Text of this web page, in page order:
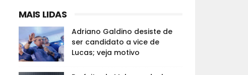
MAIS LIDAS
Adriano Galdino desiste de
ser candidato a vice de
Lucas; veja motivo